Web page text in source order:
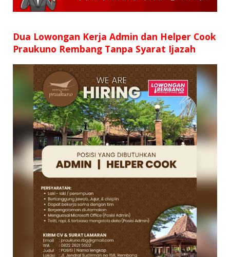
SMP
D3
SURAT LAMARAN
RIWAYAT HIDUP
Dua Lowongan Kerja Admin dan Helper Cook
Praukuno Rembang Tanpa Syarat Ijazah